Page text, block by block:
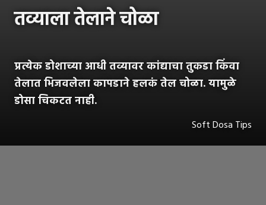
तव्याला तेलाने चोळा
प्रत्येक डोशाच्या आधी तव्यावर कांद्याचा तुकडा किंवा
तेलात भिजवलेला कापडाने हलकं तेल चोळा. यामुळे
डोसा चिकटत नाही.
Soft Dosa Tips